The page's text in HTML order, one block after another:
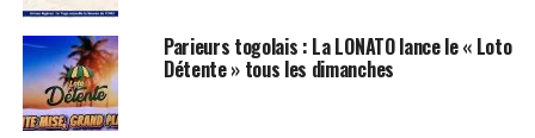
Parieurs togolais : La LONATO lance le « Loto
Détente » tous les dimanches